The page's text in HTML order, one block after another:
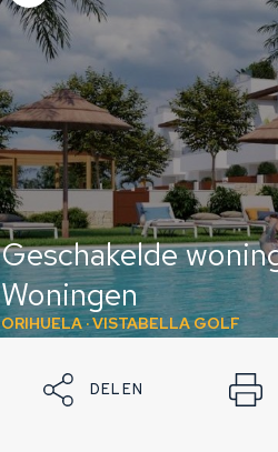
Geschakelde
Woningen
ORIHUELA · VISTABELLA GOLF
DELEN